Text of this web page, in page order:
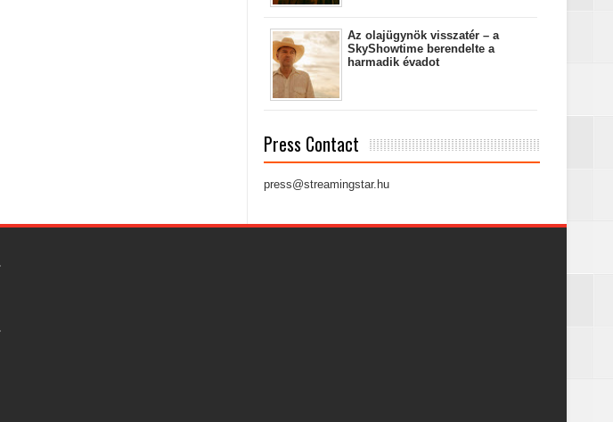
Az olajügynök visszatér – a
SkyShowtime berendelte a
harmadik évadot
Press Contact
press@streamingstar.hu